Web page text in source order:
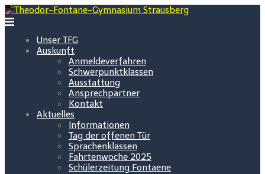
Zum
Inhalt
Unser TFG
Auskunft
Anmeldeverfahren
Schwerpunktklassen
Ausstattung
Ansprechpartner
Kontakt
Aktuelles
Informationen
Tag der offenen Tür
Sprachenklassen
Fahrtenwoche 2025
Schülerzeitung Fontaene